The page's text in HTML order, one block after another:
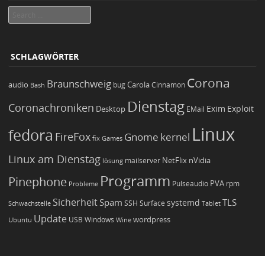
SCHLAGWÖRTER
audio Bash Braunschweig bugCarola Cinnamon Corona
Coronachroniken Desktop Dienstag EMail Exim Exploit
fedora FireFox fix Games Gnome kernel Linux
Linux am Dienstag lösung mailserver NetFlix nVidia
Pinephone Probleme Programm Pulseaudio PVA rpm
Schwachstelle Sicherheit Spam SSH Surface systemd Tablet TLS
Ubuntu Update USB Windows Wine wordpress